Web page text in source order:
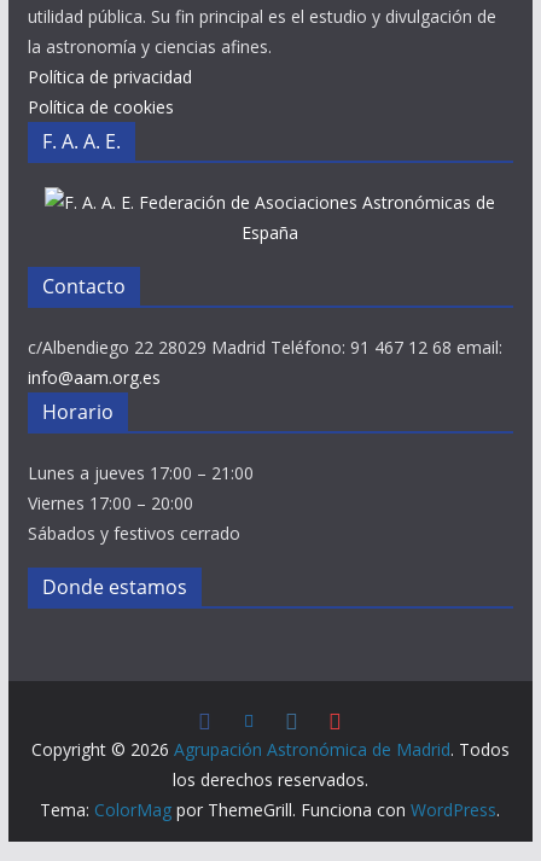
utilidad pública. Su fin principal es el estudio y divulgación de
la astronomía y ciencias afines.
Política de privacidad
Política de cookies
F. A. A. E.
Federación de Asociaciones Astronómicas de
España
Contacto
c/Albendiego 22 28029 Madrid Teléfono: 91 467 12 68 email:
info@aam.org.es
Horario
Lunes a jueves 17:00 – 21:00
Viernes 17:00 – 20:00
Sábados y festivos cerrado
Donde estamos
Copyright © 2026 Agrupación Astronómica de Madrid. Todos
los derechos reservados.
Tema: ColorMag por ThemeGrill. Funciona conWordPress.